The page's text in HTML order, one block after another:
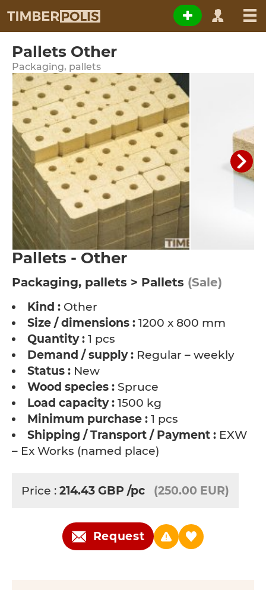
Pallets Other
Packaging, pallets
Pallets - Other
Packaging, pallets > Pallets (Sale)
Kind : Other
Size / dimensions : 1200 x 800 mm
Quantity : 1 pcs
Demand / supply : Regular – weekly
Status : New
Wood species : Spruce
Load capacity : 1500 kg
Minimum purchase : 1 pcs
Shipping / Transport / Payment : EXW
– Ex Works (named place)
Price : 214.43 GBP /pc (250.00 EUR)
Request